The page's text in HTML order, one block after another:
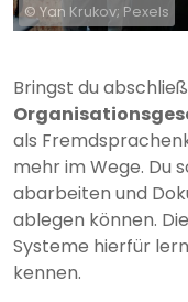
© Yan Krukov; Pexels
Bringst du
als
mehr im Wege. Du
abarbeiten und
ablegen können.
Systeme hierfür
kennen.